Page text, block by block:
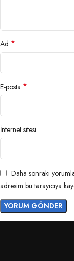
Ad *
E-posta *
İnternet sitesi
Daha sonraki
adresim bu tarayıcıya